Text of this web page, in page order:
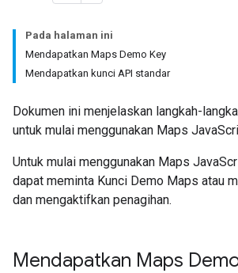
Pada halaman ini
Mendapatkan Maps Demo Key
Mendapatkan kunci API standar
Dokumen ini menjelaskan langkah-
untuk mulai menggunakan Maps
Untuk mulai menggunakan Maps
dapat meminta Kunci Demo Maps atau
dan mengaktifkan penagihan.
Mendapatkan Maps